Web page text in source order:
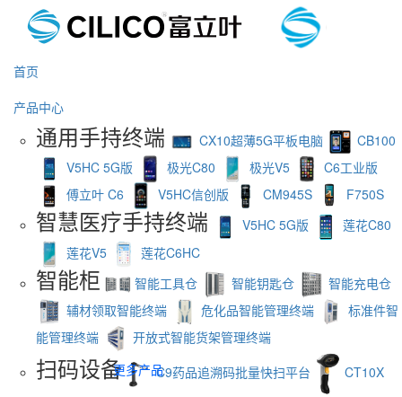
首页
产品中心
通用手持终端 CX10超薄5G平板电脑
CB100
V5HC 5G版
极光C80 极光V5
C6工业版
傅立叶 C6
V5HC信创版 CM945S F750S
智慧医疗手持终端 V5HC 5G版
莲花C80
莲花V5
莲花C6HC
智能柜 智能工具仓 智能钥匙仓
智能充电仓
辅材领取智能终端
危化品智能管理终端
标准件智
能管理终端
开放式智能货架管理终端
扫码设备 C9药品追溯码批量快扫平台
CT10X
更多产品